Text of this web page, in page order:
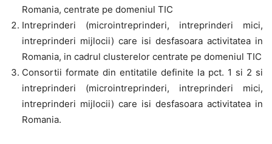
Romania, centrate pe domeniul TIC
Intreprinderi (microintreprinderi, intreprinderi mici,
intreprinderi mijlocii) care isi desfasoara activitatea in
Romania, in cadrul clusterelor centrate pe domeniul TIC
Consortii formate din entitatile definite la pct. 1 si 2 si
intreprinderi (microintreprinderi, intreprinderi mici,
intreprinderi mijlocii) care isi desfasoara activitatea in
Romania.